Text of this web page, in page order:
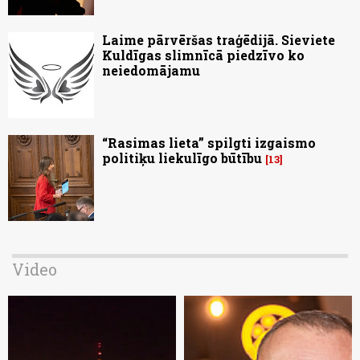
Laime pārvēršas traģēdijā. Sieviete
Kuldīgas slimnīcā piedzīvo ko
neiedomājamu
“Rasimas lieta” spilgti izgaismo
politiķu liekulīgo būtību 13
Video